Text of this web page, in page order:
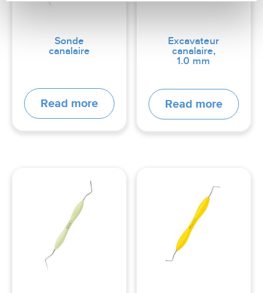
Sonde
canalaire
Read more
Excavateur
canalaire,
1.0 mm
Read more